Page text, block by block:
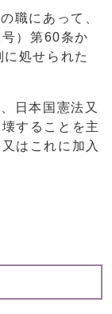
職にあって、
）第60条か
処せられた
日本国憲法又
することを主
はこれに加入